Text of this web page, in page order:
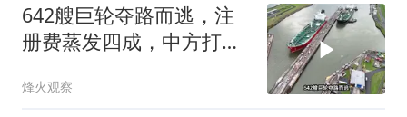
642艘巨轮夺路而逃，注
册费蒸发四成，中方打到
烽火观察